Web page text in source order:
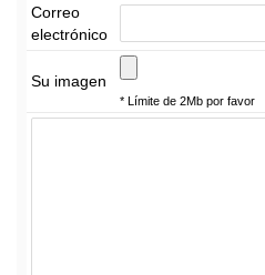
Correo
electrónico
Su imagen
* Límite de 2Mb por favor